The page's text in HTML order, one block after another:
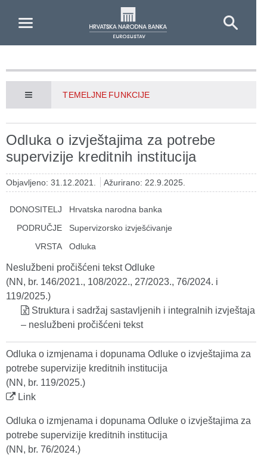
TEMELJNE FUNKCIJE
Odluka o izvještajima za potrebe
supervizije kreditnih institucija
Objavljeno: 31.12.2021. Ažurirano: 22.9.2025.
DONOSITELJ
Hrvatska narodna banka
PODRUČJE
Supervizorsko izvješćivanje
VRSTA
Odluka
Neslužbeni pročišćeni tekst Odluke
(NN, br. 146/2021., 108/2022., 27/2023., 76/2024. i
119/2025.)
Struktura i sadržaj sastavljenih i integralnih izvještaja
– neslužbeni pročišćeni tekst
Odluka o izmjenama i dopunama Odluke o izvještajima za
potrebe supervizije kreditnih institucija
(NN, br. 119/2025.)
Link
Odluka o izmjenama i dopunama Odluke o izvještajima za
potrebe supervizije kreditnih institucija
(NN, br. 76/2024.)